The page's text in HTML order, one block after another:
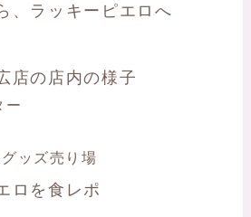
、ラッキーピエロへ
店の店内の様子
ー
ッズ売り場
ロを食レポ